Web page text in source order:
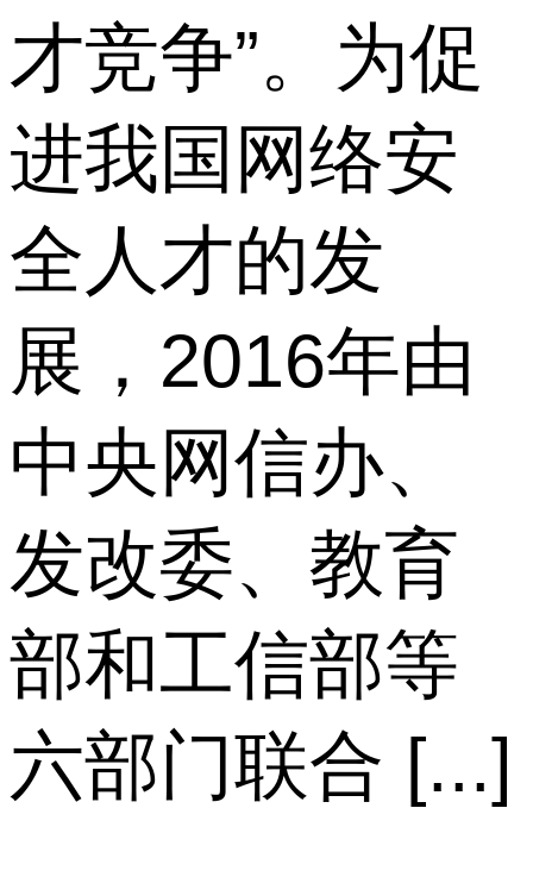
才竞争”。为促
进我国网络安
全人才的发
展，2016年由
中央网信办、
发改委、教育
部和工信部等
六部门联合 [...]